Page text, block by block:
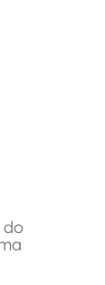
do